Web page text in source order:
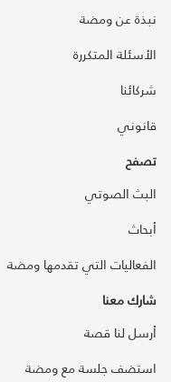
نبذة عن ومضة
الأسئلة المتكررة
شركائنا
قانوني
تصفح
البث الصوتي
أبحاث
الفعاليات التي تقدمها ومضة
شارك معنا
أرسل لنا قصة
استضف جلسة مع ومضة